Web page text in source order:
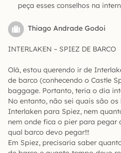
peça esses conselhos na
Thiago Andrade Godoi
INTERLAKEN – SPIEZ DE BARCO
Olá, estou querendo ir de
de barco (conhecendo o Castle
baggage. Portanto, teria o dia
No entanto, não sei quais são
Interlaken para Spiez, nem
nem onde fica o pier para pegar
qual barco devo pegar!!!
Em Spiez, precisaria saber